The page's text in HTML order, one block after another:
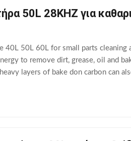
50L 28KHZ για
40L 50L 60L for small parts
to remove dirt, grease, oil and
layers of bake don carbon can